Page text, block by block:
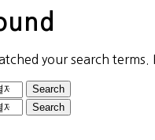
your search